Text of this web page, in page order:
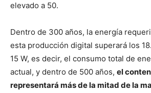
elevado a 50.
Dentro de 300 años, la energía
esta producción digital superará los
15 W, es decir, el consumo total de
actual, y dentro de 500 años, el
representará más de la mitad de la